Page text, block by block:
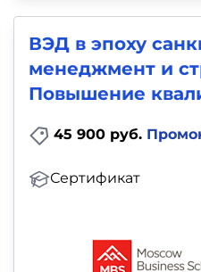
ВЭД в эпоху
менеджмент и
Повышение
45 900 руб.
Сертификат